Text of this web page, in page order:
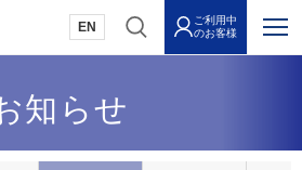
EN
ご利用中
のお客様
知らせ